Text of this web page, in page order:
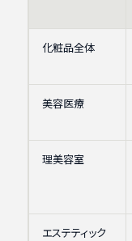
化粧品全体
美容医療
理美容室
エステティック